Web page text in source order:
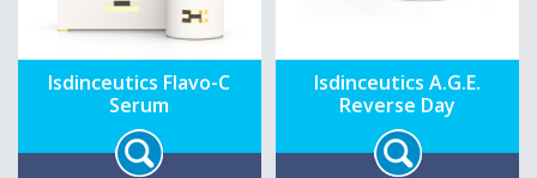
Isdinceutics Flavo-C
Serum
Isdinceutics A.G.E.
Reverse Day